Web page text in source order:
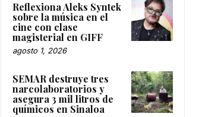
Reflexiona Aleks Syntek
sobre la música en el
cine con clase
magisterial en GIFF
agosto 1, 2026
SEMAR destruye tres
narcolaboratorios y
asegura 3 mil litros de
químicos en Sinaloa